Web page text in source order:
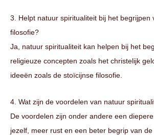
3. Helpt natuur spiritualiteit bij het begrijpen
filosofie?
Ja, natuur spiritualiteit kan helpen bij het
religieuze concepten zoals het christelijk
ideeën zoals de stoïcijnse filosofie.
4. Wat zijn de voordelen van natuur
De voordelen zijn onder andere een
jezelf, meer rust en een beter begrip van de